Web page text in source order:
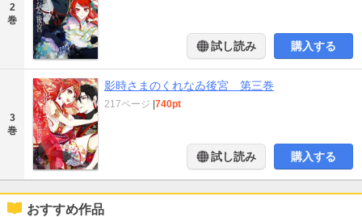
2
巻
試し読み 購入する
3
巻
影時さまのくれなゐ後宮 第三巻
217ページ |740pt
試し読み 購入する
おすすめ作品